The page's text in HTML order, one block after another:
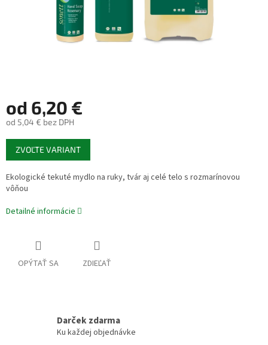
od 6,20 €
od 5,04 € bez DPH
Jednotková
cena:
ZVOĽTE VARIANT
Ekologické tekuté mydlo na ruky, tvár aj celé telo s rozmarínovou
vôňou
Detailné informácie
OPÝTAŤ SA ZDIEĽAŤ
Darček zdarma
Ku každej objednávke